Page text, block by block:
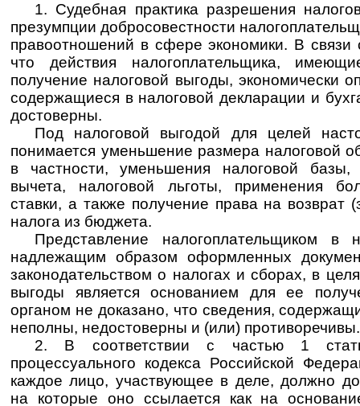
1. Судебная практика разрешения
презумпции добросовестности
правоотношений в сфере экономики. В связи
что действия налогоплательщика,
получение налоговой выгоды, экономически
содержащиеся в налоговой декларации и
достоверны.
Под налоговой выгодой для целей
понимается уменьшение размера налоговой
в частности, уменьшения налоговой базы,
вычета, налоговой льготы, применения
ставки, а также получение права на возврат
налога из бюджета.
Представление налогоплательщиком в
надлежащим образом оформленных
законодательством о налогах и сборах, в
выгоды является основанием для ее
органом не доказано, что сведения,
неполны, недостоверны и (или) противоречивы.
2. В соответствии с частью 1
процессуального кодекса Российской
каждое лицо, участвующее в деле, должно
на которые оно ссылается как на